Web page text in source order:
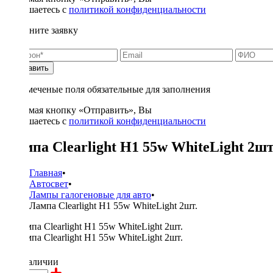
соглашаетесь с политикой конфиденциальности
Заполните заявку
Отправить
* - отмеченые поля обязательные для заполнения
Нажимая кнопку «Отправить», Вы
соглашаетесь с политикой конфиденциальности
Лампа Clearlight H1 55w WhiteLight
Главная•
Автосвет•
Лампы галогеновые для авто•
Лампа Clearlight H1 55w WhiteLight 2шт.
в наличии